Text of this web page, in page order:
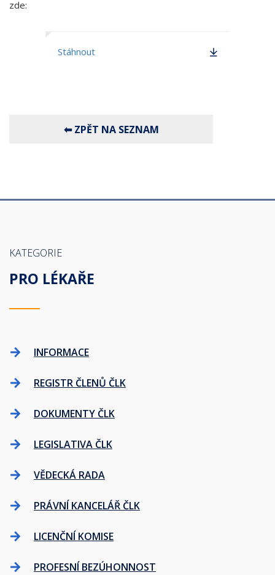
zde:
Stáhnout
KATEGORIE
PRO LÉKAŘE
INFORMACE
REGISTR ČLENŮ ČLK
DOKUMENTY ČLK
LEGISLATIVA ČLK
VĚDECKÁ RADA
PRÁVNÍ KANCELÁŘ ČLK
LICENČNÍ KOMISE
PROFESNÍ BEZÚHONNOST